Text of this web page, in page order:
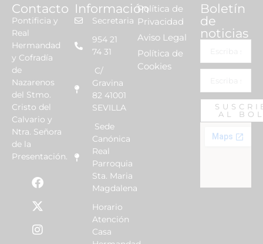
Contacto
Pontificia y
Real
Hermandad
y Cofradía
de
Nazarenos
del Stmo.
Cristo del
Calvario y
Ntra. Señora
de la
Presentación.
Información
Secretaria
954 21
74 31
C/
Gravina
82 41001
SEVILLA
Sede
Canónica
Real
Parroquia
Sta. Maria
Magdalena
Horario
Atención
Casa
Política de
Privacidad
Aviso Legal
Política de
Cookies
Boletín
de
noticias
AL